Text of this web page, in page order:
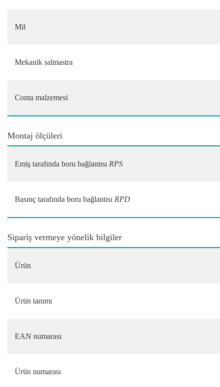
Mil
Mekanik salmastra
Conta malzemesi
Montaj ölçüleri
Emiş tarafında boru bağlantısı RPS
Basınç tarafında boru bağlantısı RPD
Sipariş vermeye yönelik bilgiler
Ürün
Ürün tanımı
EAN numarası
Ürün numarası